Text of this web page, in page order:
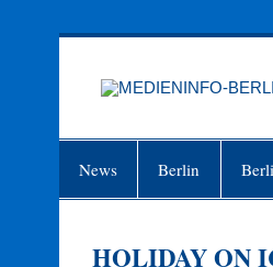
News Berlin
HOLIDAY ON